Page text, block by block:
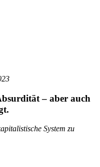
– aber auch
System zu